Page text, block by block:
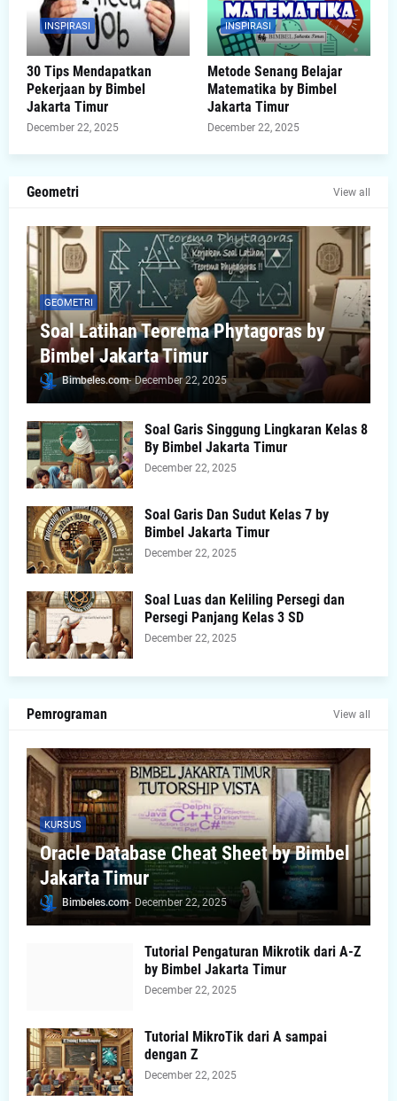
INSPIRASI
30 Tips Mendapatkan
Pekerjaan by Bimbel
Jakarta Timur
December 22, 2025
INSPIRASI
Metode Senang Belajar
Matematika by Bimbel
Jakarta Timur
December 22, 2025
Geometri View all
GEOMETRI
Soal Latihan Teorema Phytagoras by
Bimbel Jakarta Timur
Bimbeles.com- December 22, 2025
Soal Garis Singgung Lingkaran Kelas 8
By Bimbel Jakarta Timur
December 22, 2025
Soal Garis Dan Sudut Kelas 7 by
Bimbel Jakarta Timur
December 22, 2025
Soal Luas dan Keliling Persegi dan
Persegi Panjang Kelas 3 SD
December 22, 2025
Pemrograman View all
KURSUS
Oracle Database Cheat Sheet by Bimbel
Jakarta Timur
Bimbeles.com- December 22, 2025
Tutorial Pengaturan Mikrotik dari A-Z
by Bimbel Jakarta Timur
December 22, 2025
Tutorial MikroTik dari A sampai
dengan Z
December 22, 2025